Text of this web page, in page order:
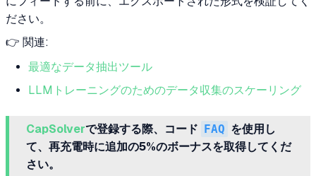
ださい。
👉 関連:
最適なデータ抽出ツール
LLMトレーニングのためのデータ収集のスケーリング
CapSolverで登録する際、コード FAQ を使用し
て、再充電時に追加の5%のボーナスを取得してくだ
さい。